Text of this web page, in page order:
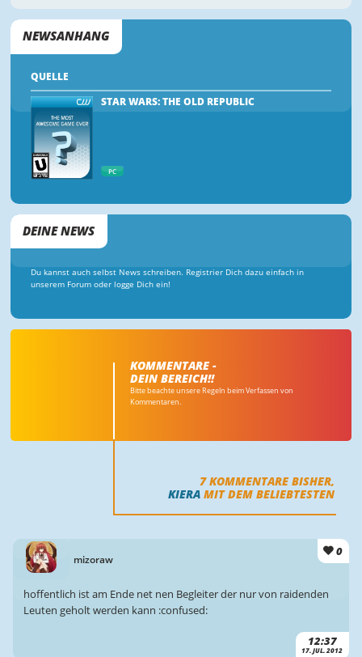
NEWSANHANG
QUELLE
STAR WARS: THE OLD REPUBLIC
PC
DEINE NEWS
Du kannst auch selbst News schreiben. Registrier Dich dazu einfach in
unserem Forum oder logge Dich ein!
KOMMENTARE -
DEIN BEREICH!!
Bitte beachte unsere Regeln beim Verfassen von
Kommentaren.
7KOMMENTARE BISHER,
KIERA MIT DEM BELIEBTESTEN
mizoraw
0
12:37
17. JUL. 2012
hoffentlich ist am Ende net nen Begleiter der nur von raidenden
Leuten geholt werden kann :confused: